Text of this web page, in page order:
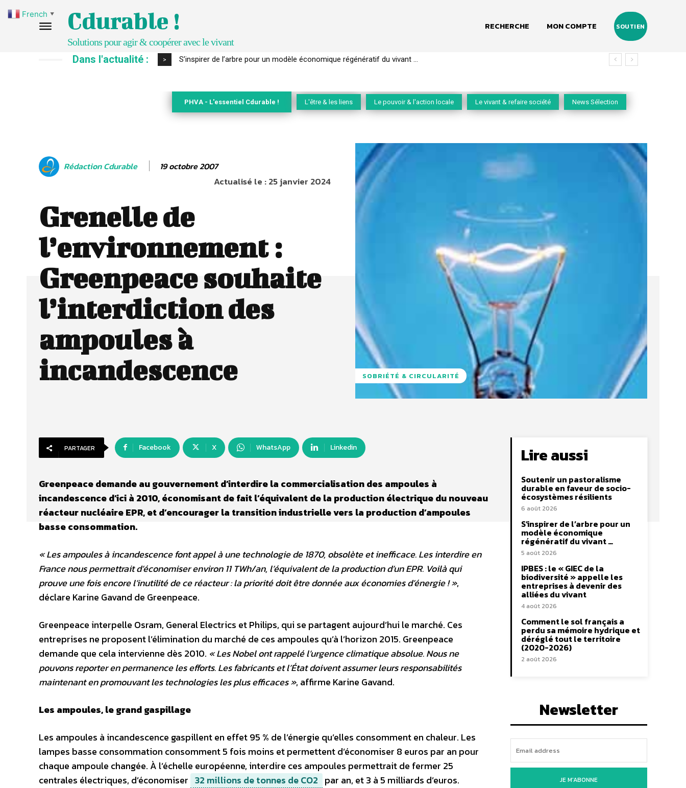
Cdurable !
Solutions pour agir & coopérer avec le vivant
RECHERCHE MON COMPTE SOUTIEN
Dans l'actualité : > IPBES : le « GIEC de la biodiversité » appelle les entreprises à devenir des alliées du vivant
PHVA - L'essentiel Cdurable ! L'être & les liens Le pouvoir & l'action locale Le vivant & refaire société News Sélection
Rédaction Cdurable 19 octobre 2007
Actualisé le :25 janvier 2024
Grenelle de
l’environnement :
Greenpeace souhaite
l’interdiction des
ampoules à
incandescence
SOBRIÉTÉ & CIRCULARITÉ
PARTAGER Facebook X WhatsApp Linkedin
Greenpeace demande au gouvernement d’interdire la commercialisation des ampoules à
incandescence d’ici à 2010, économisant de fait l’équivalent de la production électrique du nouveau
réacteur nucléaire EPR, et d’encourager la transition industrielle vers la production d’ampoules
basse consommation.
« Les ampoules à incandescence font appel à une technologie de 1870, obsolète et inefficace. Les interdire en
France nous permettrait d’économiser environ 11 TWh/an, l’équivalent de la production d’un EPR. Voilà qui
prouve une fois encore l’inutilité de ce réacteur : la priorité doit être donnée aux économies d’énergie ! »,
déclare Karine Gavand de Greenpeace.
Greenpeace interpelle Osram, General Electrics et Philips, qui se partagent aujourd’hui le marché. Ces
entreprises ne proposent l’élimination du marché de ces ampoules qu’à l’horizon 2015. Greenpeace
demande que cela intervienne dès 2010. « Les Nobel ont rappelé l’urgence climatique absolue. Nous ne
pouvons reporter en permanence les efforts. Les fabricants et l’État doivent assumer leurs responsabilités
maintenant en promouvant les technologies les plus efficaces », affirme Karine Gavand.
Les ampoules, le grand gaspillage
Les ampoules à incandescence gaspillent en effet 95 % de l’énergie qu’elles consomment en chaleur. Les
lampes basse consommation consomment 5 fois moins et permettent d’économiser 8 euros par an pour
chaque ampoule changée. À l’échelle européenne, interdire ces ampoules permettrait de fermer 25
centrales électriques, d’économiser 32 millions de tonnes de CO2 par an, et 3 à 5 milliards d’euros.
Lire aussi
Soutenir un pastoralisme
durable en faveur de socio-
écosystèmes résilients
6 août 2026
S’inspirer de l’arbre pour un
modèle économique
régénératif du vivant …
5 août 2026
IPBES : le « GIEC de la
biodiversité » appelle les
entreprises à devenir des
alliées du vivant
4 août 2026
Comment le sol français a
perdu sa mémoire hydrique et
déréglé tout le territoire
(2020-2026)
2 août 2026
Newsletter
JE M'ABONNE
French ▼